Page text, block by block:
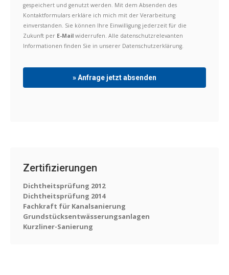
gespeichert und genutzt werden. Mit dem Absenden des
Kontaktformulars erkläre ich mich mit der Verarbeitung
einverstanden. Sie können Ihre Einwilligung jederzeit für die
Zukunft per E-Mail widerrufen. Alle datenschutzrelevanten
Informationen finden Sie in unserer Datenschutzerklärung.
Zertifizierungen
Dichtheitsprüfung 2012
Dichtheitsprüfung 2014
Fachkraft für Kanalsanierung
Grundstücksentwässerungsanlagen
Kurzliner-Sanierung